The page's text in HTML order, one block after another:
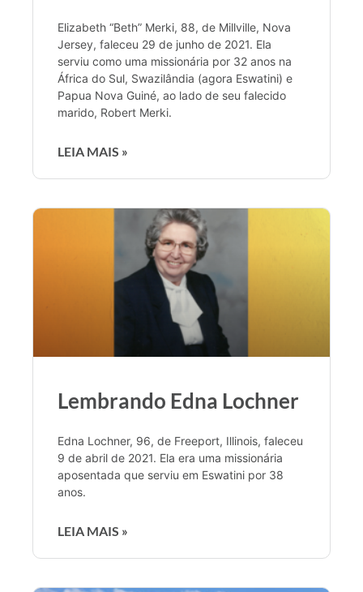
Elizabeth “Beth” Merki, 88, de Millville, Nova
Jersey, faleceu 29 de junho de 2021. Ela
serviu como uma missionária por 32 anos na
África do Sul, Swazilândia (agora Eswatini) e
Papua Nova Guiné, ao lado de seu falecido
marido, Robert Merki.
LEIA MAIS »
Lembrando Edna Lochner
Edna Lochner, 96, de Freeport, Illinois, faleceu
9 de abril de 2021. Ela era uma missionária
aposentada que serviu em Eswatini por 38
anos.
LEIA MAIS »